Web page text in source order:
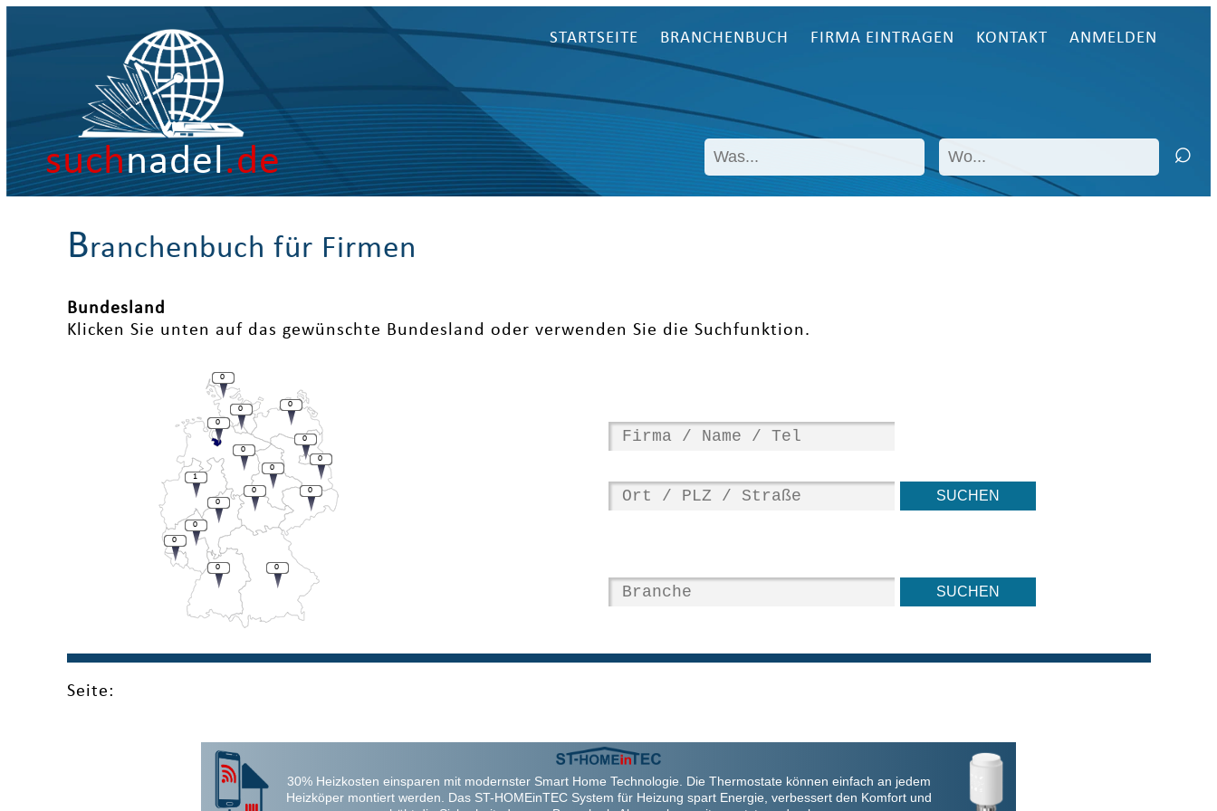
suchnadel.de
STARTSEITE BRANCHENBUCH FIRMA EINTRAGEN KONTAKT ANMELDEN
Branchenbuch für Firmen
Bundesland
Klicken Sie unten auf das gewünschte Bundesland oder verwenden Sie die Suchfunktion.
0
0
1
0
0
0
0
0
0
0
0
0
0
0
0
0
Seite:
30% Heizkosten einsparen mit modernster Smart Home Technologie. Die Thermostate können einfach an jedem
Heizköper montiert werden. Das ST-HOMEinTEC System für Heizung spart Energie, verbessert den Komfort und